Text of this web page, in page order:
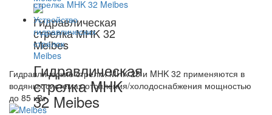
Гидравлическая
стрелка MHK 32
Meibes
Гидравлическая
стрелка MHK
32 Meibes
Гидравлические стрелки MHK 25 и MHK 32 применяются в
водяных системах отопления/холодоснабжения мощностью
до 85 кВт